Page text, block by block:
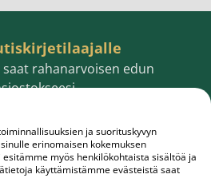
rahanarvoisen edun
Sähköpostiosoite
Tilaa
ja suorituskyvyn
erinomaisen kokemuksen
myös henkilökohtaista sisältöä ja
käyttämistämme evästeistä saat